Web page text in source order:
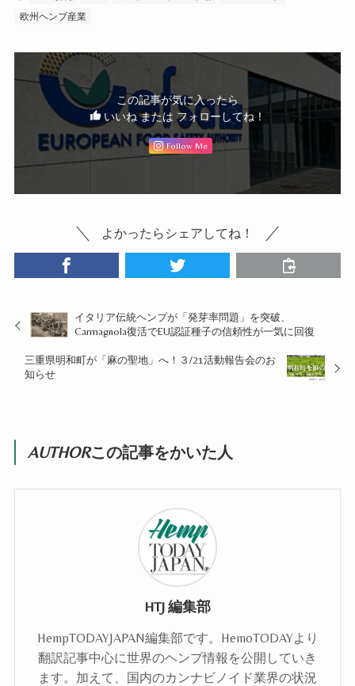
欧州ヘンプ産業
この記事が気に入ったら
いいね または フォローしてね！
Follow Me
よかったらシェアしてね！
イタリア伝統ヘンプが「発芽率問題」を突破、
Carmagnola復活でEU認証種子の信頼性が一気に回復
三重県明和町が「麻の聖地」へ！３/21活動報告会のお
知らせ
AUTHORこの記事をかいた人
HTJ 編集部
HempTODAYJAPAN編集部です。HemoTODAYより
翻訳記事中心に世界のヘンプ情報を公開していき
ます。加えて、国内のカンナビノイド業界の状況